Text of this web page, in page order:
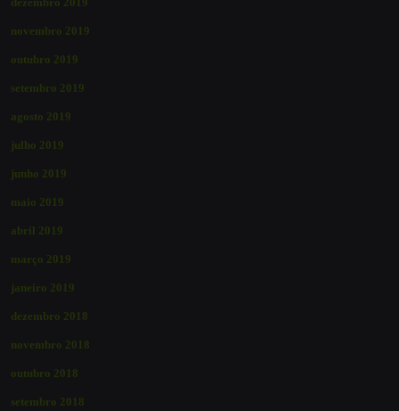
novembro 2019
outubro 2019
setembro 2019
agosto 2019
julho 2019
junho 2019
maio 2019
abril 2019
março 2019
janeiro 2019
dezembro 2018
novembro 2018
outubro 2018
setembro 2018